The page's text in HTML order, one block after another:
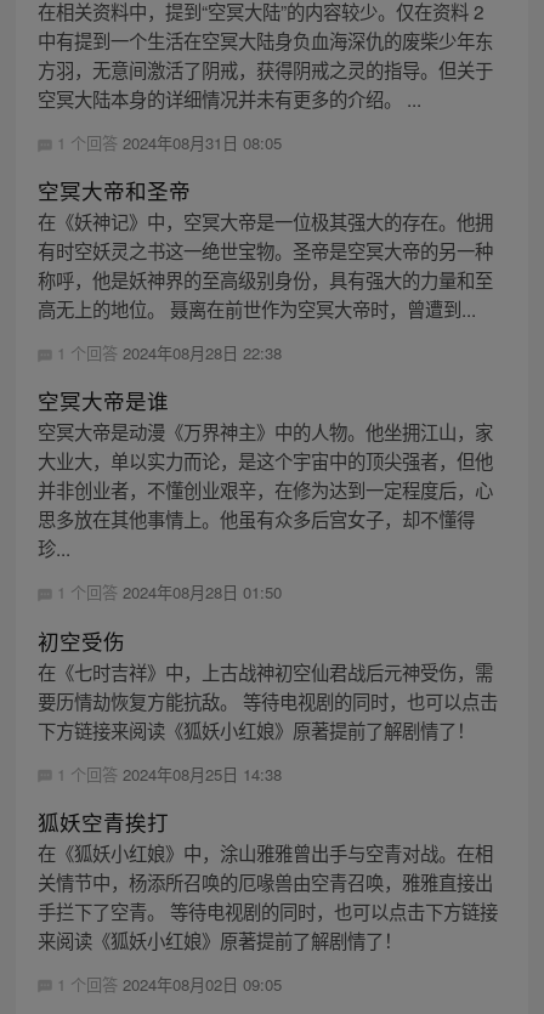
在相关资料中，提到“空冥大陆”的内容较少。仅在资料 2
中有提到一个生活在空冥大陆身负血海深仇的废柴少年东
方羽，无意间激活了阴戒，获得阴戒之灵的指导。但关于
空冥大陆本身的详细情况并未有更多的介绍。 ...
1 个回答 2024年08月31日 08:05
空冥大帝和圣帝
在《妖神记》中，空冥大帝是一位极其强大的存在。他拥
有时空妖灵之书这一绝世宝物。圣帝是空冥大帝的另一种
称呼，他是妖神界的至高级别身份，具有强大的力量和至
高无上的地位。 聂离在前世作为空冥大帝时，曾遭到...
1 个回答 2024年08月28日 22:38
空冥大帝是谁
空冥大帝是动漫《万界神主》中的人物。他坐拥江山，家
大业大，单以实力而论，是这个宇宙中的顶尖强者，但他
并非创业者，不懂创业艰辛，在修为达到一定程度后，心
思多放在其他事情上。他虽有众多后宫女子，却不懂得
珍...
1 个回答 2024年08月28日 01:50
初空受伤
在《七时吉祥》中，上古战神初空仙君战后元神受伤，需
要历情劫恢复方能抗敌。 等待电视剧的同时，也可以点击
下方链接来阅读《狐妖小红娘》原著提前了解剧情了！
1 个回答 2024年08月25日 14:38
狐妖空青挨打
在《狐妖小红娘》中，涂山雅雅曾出手与空青对战。在相
关情节中，杨添所召唤的厄喙兽由空青召唤，雅雅直接出
手拦下了空青。 等待电视剧的同时，也可以点击下方链接
来阅读《狐妖小红娘》原著提前了解剧情了！
1 个回答 2024年08月02日 09:05